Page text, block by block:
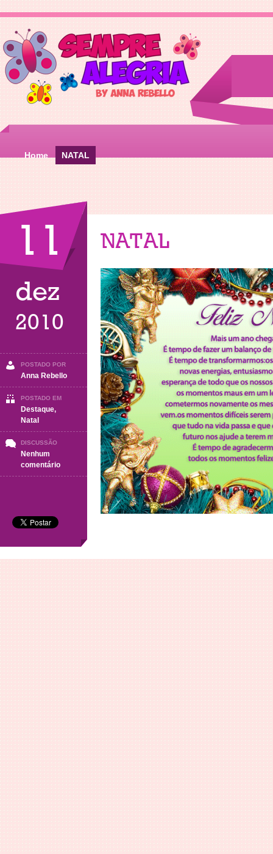
Home NATAL
11
dez
2010
POSTADO POR
Anna Rebello
POSTADO EM
Destaque,
Natal
DISCUSSÃO
Nenhum
comentárioem
NATAL
NATAL